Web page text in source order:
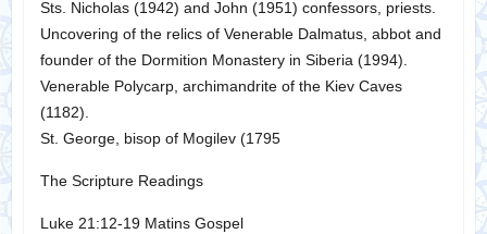
Sts. Nicholas (1942) and John (1951) confessors, priests.
Uncovering of the relics of Venerable Dalmatus, abbot and
founder of the Dormition Monastery in Siberia (1994).
Venerable Polycarp, archimandrite of the Kiev Caves
(1182).
St. George, bisop of Mogilev (1795
The Scripture Readings
Luke 21:12-19 Matins Gospel